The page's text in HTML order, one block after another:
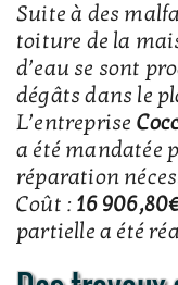
Suite à des
toiture de la
d’eau se sont
dégâts dans le
L’entreprise
a été mandatée
réparation
Coût : 16
partielle a été